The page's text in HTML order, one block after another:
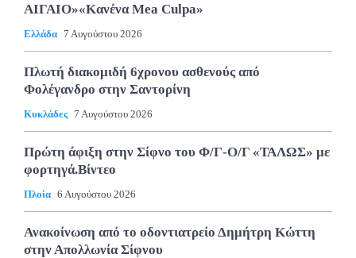
ΑΙΓΑΙΟ»«Κανένα Mea Culpa»
Ελλάδα 7 Αυγούστου 2026
Πλωτή διακομιδή 6χρονου ασθενούς από
Φολέγανδρο στην Σαντορίνη
Κυκλάδες 7 Αυγούστου 2026
Πρώτη άφιξη στην Σίφνο του Φ/Γ-Ο/Γ «ΤΑΛΩΣ» με
φορτηγά.Βίντεο
Πλοία 6 Αυγούστου 2026
Ανακοίνωση από το οδοντιατρείο Δημήτρη Κώττη
στην Απολλωνία Σίφνου